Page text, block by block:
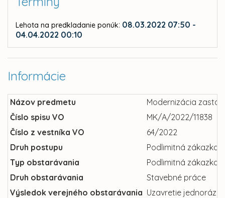
Lehota na predkladanie ponúk: 08.03.2022 07:50 -
04.04.2022 00:10
Informácie
Názov predmetu
Modernizácia
Číslo spisu VO
MK/A/2022/11838
Číslo z vestníka VO
64/2022
Druh postupu
Podlimitná zákazka
Typ obstarávania
Podlimitná zákazka
Druh obstarávania
Stavebné práce
Výsledok verejného obstarávania Uzavretie